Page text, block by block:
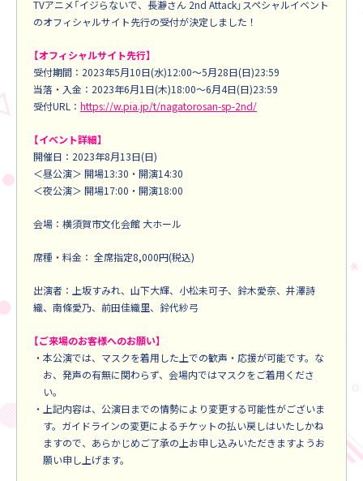
TVアニメ「イジらないで、長瀞さん 2nd Attack」スペシャルイベント
のオフィシャルサイト先行の受付が決定しました！
【オフィシャルサイト先行】
受付期間：2023年5月10日(水)12:00～5月28日(日)23:59
当落・入金：2023年6月1日(木)18:00～6月4日(日)23:59
受付URL： https://w.pia.jp/t/nagatorosan-sp-2nd/
【イベント詳細】
開催日：2023年8月13日(日)
＜昼公演＞ 開場13:30・開演14:30
＜夜公演＞ 開場17:00・開演18:00
会場：横須賀市文化会館 大ホール
席種・料金： 全席指定8,000円(税込)
出演者：上坂すみれ、山下大輝、小松未可子、鈴木愛奈、井澤詩
織、南條愛乃、前田佳織里、鈴代紗弓
【ご来場のお客様へのお願い】
・本公演では、マスクを着用した上での歓声・応援が可能です。な
お、発声の有無に関わらず、会場内ではマスクをご着用くださ
い。
・上記内容は、公演日までの情勢により変更する可能性がございま
す。ガイドラインの変更によるチケットの払い戻しはいたしかね
ますので、あらかじめご了承の上お申し込みいただきますようお
願い申し上げます。